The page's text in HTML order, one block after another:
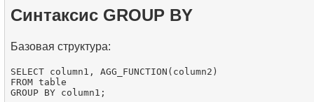
Синтаксис GROUP BY
Базовая структура:
SELECT column1, AGG_FUNCTION(column2)
FROM table